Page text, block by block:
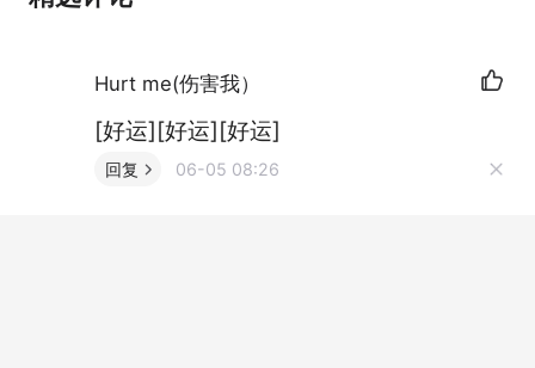
Hurt me(伤害我）
[好运][好运][好运]
回复 06-05 08:26